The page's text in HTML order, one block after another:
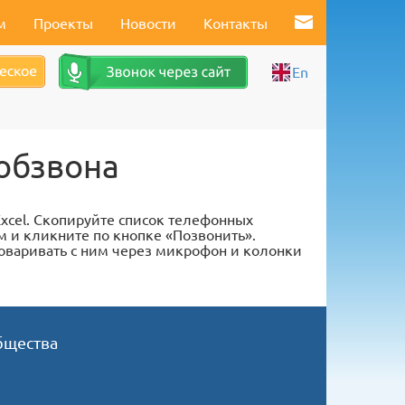
Проекты Новости Контакты
En
Скопируйте список телефонных
и кликните по кнопке «Позвонить».
с ним через микрофон и колонки